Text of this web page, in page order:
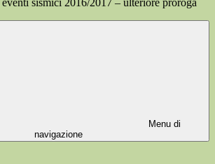
eventi sismici 2016/2017 – ulteriore proroga
Menu di
navigazione